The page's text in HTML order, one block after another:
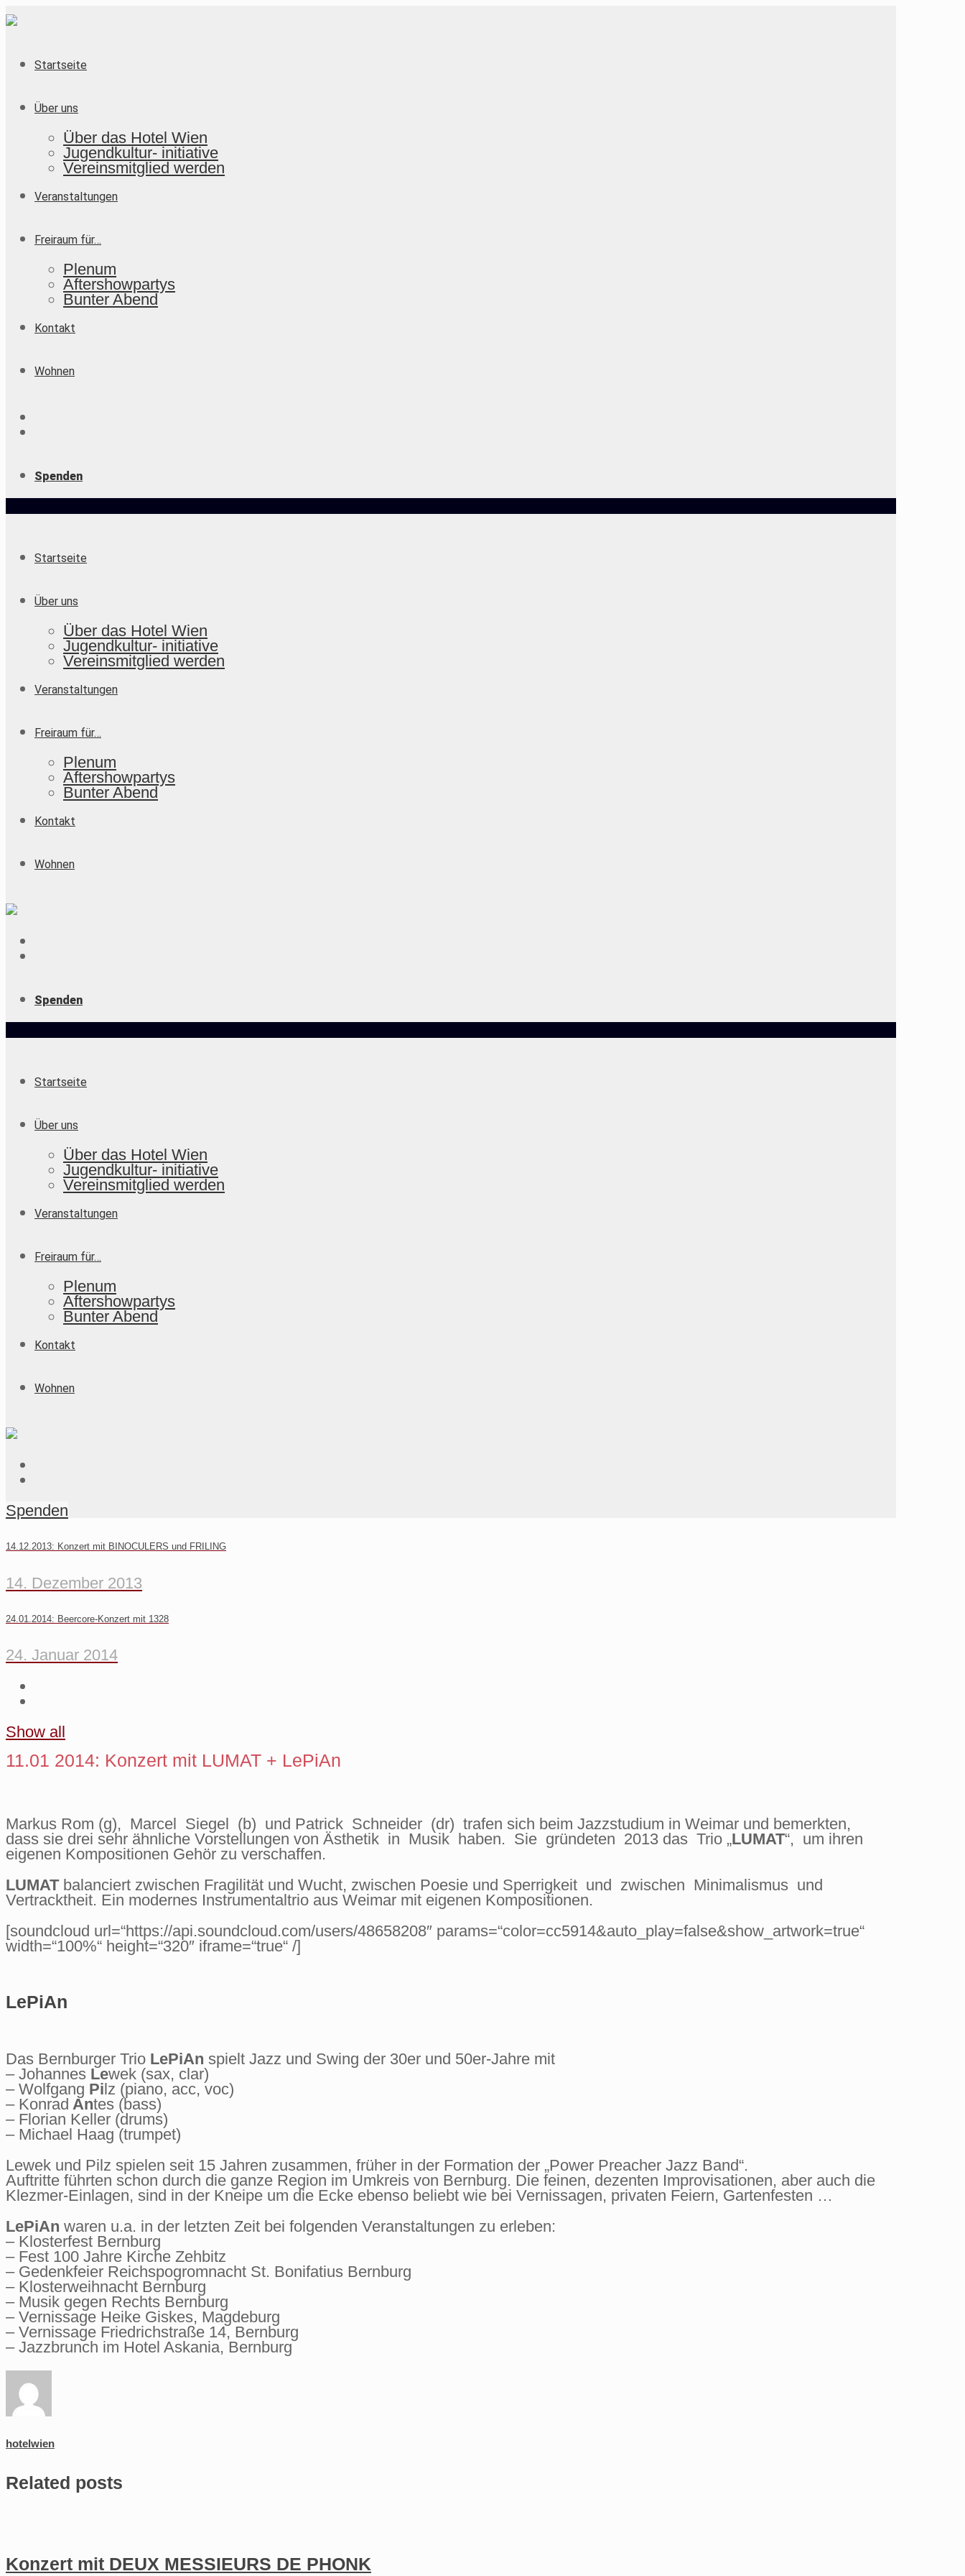
Startseite
Über uns
Über das Hotel Wien
Jugendkultur- initiative
Vereinsmitglied werden
Veranstaltungen
Freiraum für…
Plenum
Aftershowpartys
Bunter Abend
Kontakt
Wohnen
Spenden
Startseite
Über uns
Über das Hotel Wien
Jugendkultur- initiative
Vereinsmitglied werden
Veranstaltungen
Freiraum für…
Plenum
Aftershowpartys
Bunter Abend
Kontakt
Wohnen
Spenden
Startseite
Über uns
Über das Hotel Wien
Jugendkultur- initiative
Vereinsmitglied werden
Veranstaltungen
Freiraum für…
Plenum
Aftershowpartys
Bunter Abend
Kontakt
Wohnen
Spenden
14.12.2013: Konzert mit BINOCULERS und FRILING
14. Dezember 2013
24.01.2014: Beercore-Konzert mit 1328
24. Januar 2014
Show all
11.01 2014: Konzert mit LUMAT + LePiAn
Markus Rom (g), Marcel Siegel (b) und Patrick Schneider (dr) trafen sich beim Jazzstudium in Weimar und bemerkten,
dass sie drei sehr ähnliche Vorstellungen von Ästhetik in Musik haben. Sie gründeten 2013 das Trio „LUMAT“, um ihren
eigenen Kompositionen Gehör zu verschaffen.
LUMATbalanciert zwischen Fragilität und Wucht, zwischen Poesie und Sperrigkeit und zwischen Minimalismus und
Vertracktheit. Ein modernes Instrumentaltrio aus Weimar mit eigenen Kompositionen.
[soundcloud url=“https://api.soundcloud.com/users/48658208″ params=“color=cc5914&auto_play=false&show_artwork=true“
width=“100%“ height=“320″ iframe=“true“ /]
LePiAn
Das Bernburger Trio LePiAn spielt Jazz und Swing der 30er und 50er-Jahre mit
– Johannes Lewek (sax, clar)
– Wolfgang Pilz (piano, acc, voc)
– Konrad Antes (bass)
– Florian Keller (drums)
– Michael Haag (trumpet)
Lewek und Pilz spielen seit 15 Jahren zusammen, früher in der Formation der „Power Preacher Jazz Band“.
Auftritte führten schon durch die ganze Region im Umkreis von Bernburg. Die feinen, dezenten Improvisationen, aber auch die
Klezmer-Einlagen, sind in der Kneipe um die Ecke ebenso beliebt wie bei Vernissagen, privaten Feiern, Gartenfesten …
LePiAn waren u.a. in der letzten Zeit bei folgenden Veranstaltungen zu erleben:
– Klosterfest Bernburg
– Fest 100 Jahre Kirche Zehbitz
– Gedenkfeier Reichspogromnacht St. Bonifatius Bernburg
– Klosterweihnacht Bernburg
– Musik gegen Rechts Bernburg
– Vernissage Heike Giskes, Magdeburg
– Vernissage Friedrichstraße 14, Bernburg
– Jazzbrunch im Hotel Askania, Bernburg
hotelwien
Related posts
Konzert mit DEUX MESSIEURS DE PHONK